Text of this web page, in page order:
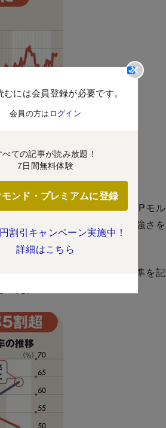
なかったためだ。もっともJPモル
果が「むしろキーエンスの強さを
」がかつてないほどの高水準を記
だ。
むには会員登録が必要です。
会員の方は ログイン
べての記事が読み放題！
7日間無料体験
ンド・プレミアムに登録
割引キャンペーン実施中！
詳細はこちら